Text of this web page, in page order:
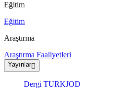
Eğitim
Eğitim
Araştırma
Araştırma Faaliyetleri
Yayınlar
Dergi TURKJOD